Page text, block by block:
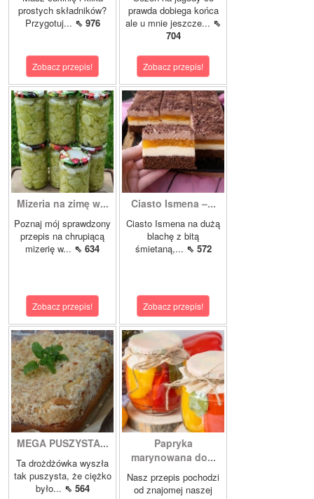
prostych składników?
Przygotuj... ⇖ 976
Zobacz przepis!
prawda dobiega końca
ale u mnie jeszcze... ⇖
704
Zobacz przepis!
Mizeria na zimę w...
Poznaj mój sprawdzony
przepis na chrupiącą
mizerię w... ⇖ 634
Zobacz przepis!
Ciasto Ismena –...
Ciasto Ismena na dużą
blachę z bitą
śmietaną,... ⇖ 572
Zobacz przepis!
MEGA PUSZYSTA...
Ta drożdżówka wyszła
tak puszysta, że ciężko
było... ⇖ 564
Papryka
marynowana do...
Nasz przepis pochodzi
od znajomej naszej